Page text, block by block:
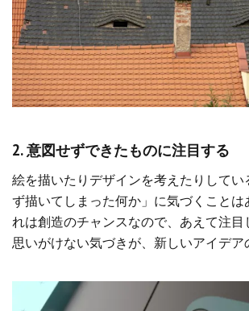
2. 意図せずできたものに注目する
絵を描いたりデザインを考えたりして
ず描いてしまった何か」に気づくことは
れは創造のチャンスなので、あえて注目
思いがけない気づきが、新しいアイデア